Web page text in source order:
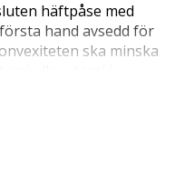
häftpåse med
hand avsedd för
ska minska
eller stomi i
hudskydd med små
hudområdet, som